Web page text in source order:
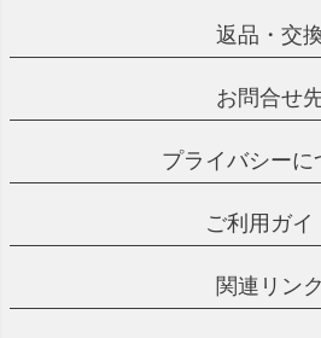
返品・交
お問合せ
プライバシーに
ご利用ガイ
関連リンク